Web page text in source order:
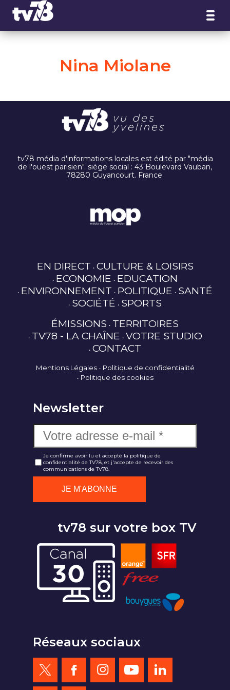
Nina Miolane
tv78 média d'informations locales est édité par "média
de l'ouest parisien". siège social : 43 Boulevard Vauban,
78280 Guyancourt. France.
EN DIRECT CULTURE & LOISIRS
ECONOMIE EDUCATION
ENVIRONNEMENT POLITIQUE SANTÉ
SOCIÉTÉ SPORTS
ÉMISSIONS TERRITOIRES
TV78 - LA CHAÎNE VOTRE STUDIO
CONTACT
Mentions Légales
Politique de confidentialité
Politique des cookies
Newsletter
Je confirme avoir lu et accepté la politique de
confidentialité de TV78, et j'accepte de recevoir des
communications de TV78.
tv78 sur votre box TV
Réseaux sociaux
Panneau de gestion des cookies